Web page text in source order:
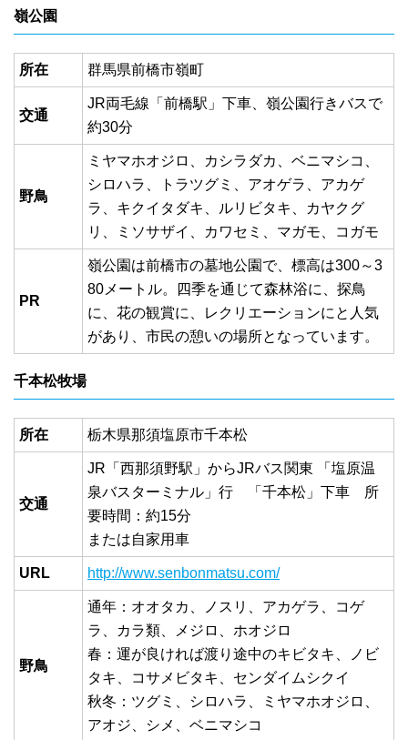
嶺公園
所在 群馬県前橋市嶺町
交通
JR両毛線「前橋駅」下車、嶺公園行きバスで
約30分
野鳥
ミヤマホオジロ、カシラダカ、ベニマシコ、
シロハラ、トラツグミ、アオゲラ、アカゲ
ラ、キクイタダキ、ルリビタキ、カヤクグ
リ、ミソサザイ、カワセミ、マガモ、コガモ
PR
嶺公園は前橋市の墓地公園で、標高は300～3
80メートル。四季を通じて森林浴に、探鳥
に、花の観賞に、レクリエーションにと人気
があり、市民の憩いの場所となっています。
千本松牧場
所在 栃木県那須塩原市千本松
交通
JR「西那須野駅」からJRバス関東 「塩原温
泉バスターミナル」行 「千本松」下車 所
要時間：約15分
または自家用車
URL http://www.senbonmatsu.com/
野鳥
通年：オオタカ、ノスリ、アカゲラ、コゲ
ラ、カラ類、メジロ、ホオジロ
春：運が良ければ渡り途中のキビタキ、ノビ
タキ、コサメビタキ、センダイムシクイ
秋冬：ツグミ、シロハラ、ミヤマホオジロ、
アオジ、シメ、ベニマシコ